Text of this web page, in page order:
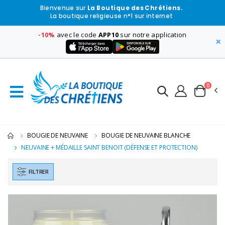
Bienvenue sur La Boutique des Chrétiens.
La boutique religieuse n°1 sur internet
-10% avec le code APP10 sur notre application
×
0
BOUGIE DE NEUVAINE
BOUGIE DE NEUVAINE BLANCHE
NEUVAINE + MÉDAILLE SAINT BENOIT (DÉFENSE ET PROTECTION)
FILTRER